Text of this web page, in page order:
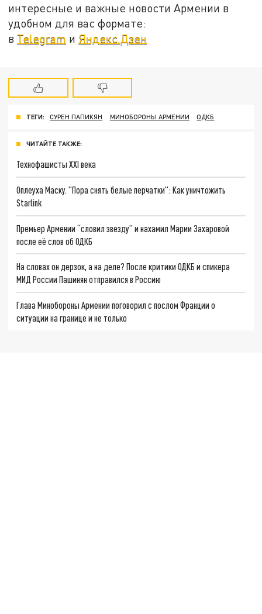
интересные и важные новости Армении в
удобном для вас формате:
в Telegram и Яндекс.Дзен
ТЕГИ: СУРЕН ПАПИКЯН МИНОБОРОНЫ АРМЕНИИ ОДКБ
ЧИТАЙТЕ ТАКЖЕ:
Технофашисты XXI века
Оплеуха Маску. "Пора снять белые перчатки": Как уничтожить
Starlink
Премьер Армении “словил звезду” и нахамил Марии Захаровой
после её слов об ОДКБ
На словах он дерзок, а на деле? После критики ОДКБ и спикера
МИД России Пашинян отправился в Россию
Глава Минобороны Армении поговорил с послом Франции о
ситуации на границе и не только